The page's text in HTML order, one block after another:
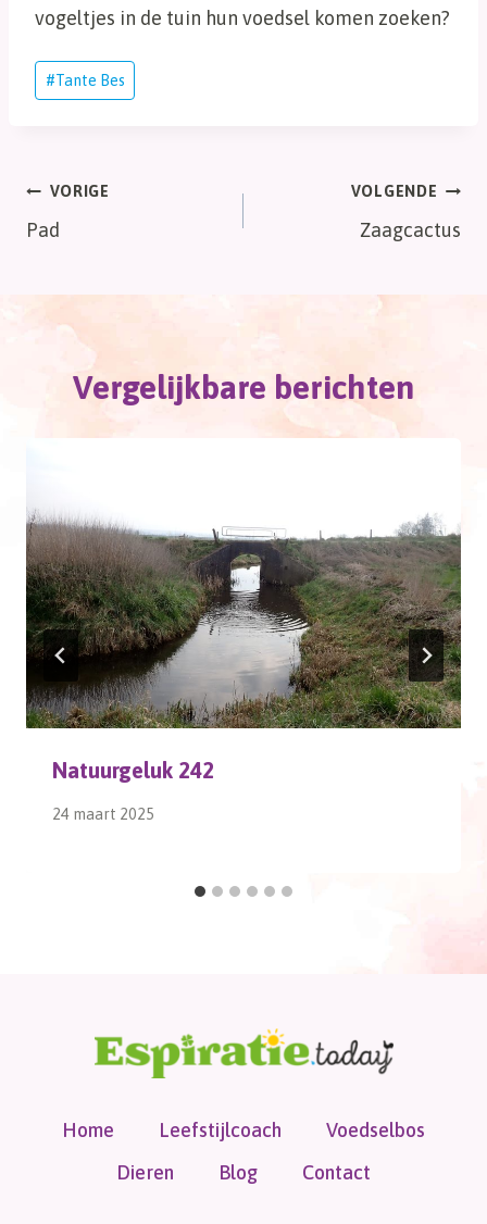
vogeltjes in de tuin hun voedsel komen zoeken?
Bericht
tags:
#Tante Bes
Bericht
navigatie
VORIGE
Pad
VOLGENDE
Zaagcactus
Vergelijkbare berichten
Natuurgeluk 242
24 maart 2025
Home Leefstijlcoach
Voedselbos
Dieren
Blog Contact